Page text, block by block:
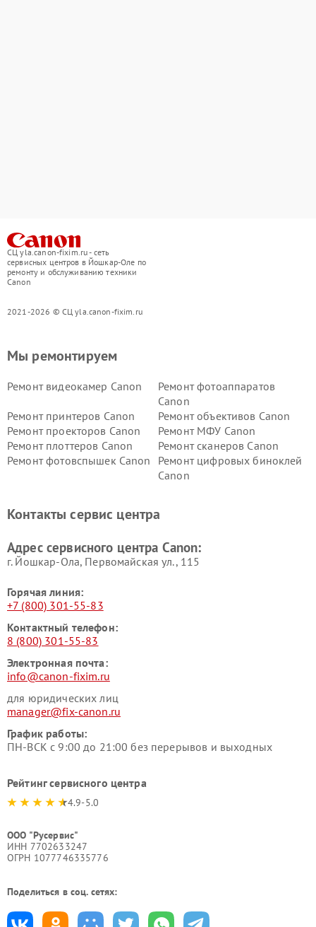
СЦ yla.canon-fixim.ru - сеть
сервисных центров в Йошкар-Оле по
ремонту и обслуживанию техники
Canon
2021-2026 © СЦ yla.canon-fixim.ru
Мы ремонтируем
Ремонт видеокамер Canon
Ремонт фотоаппаратов
Canon
Ремонт принтеров Canon
Ремонт объективов Canon
Ремонт проекторов Canon
Ремонт МФУ Canon
Ремонт плоттеров Canon
Ремонт сканеров Canon
Ремонт фотовспышек Canon
Ремонт цифровых биноклей
Canon
Контакты сервис центра
Адрес сервисного центра Canon:
г. Йошкар-Ола, Первомайская ул., 115
Горячая линия:
+7 (800) 301-55-83
Контактный телефон:
8 (800) 301-55-83
Электронная почта:
info@canon-fixim.ru
для юридических лиц
manager@fix-canon.ru
График работы:
ПН-ВСК с 9:00 до 21:00 без перерывов и выходных
Рейтинг сервисного центра
4.9-5.0
ООО "Русервис"
ИНН 7702633247
ОГРН 1077746335776
Поделиться в соц. сетях: